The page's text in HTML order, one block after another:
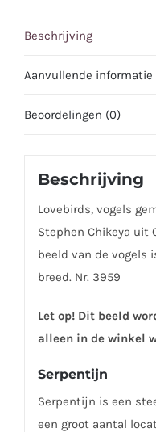
Beschrijving
Aanvullende informatie
Beoordelingen (0)
Beschrijving
Lovebirds, vogels
Stephen Chikeya uit
beeld van de vogels
breed. Nr. 3959
Let op! Dit beeld
alleen in de winkel
Serpentijn
Serpentijn is een
een groot aantal